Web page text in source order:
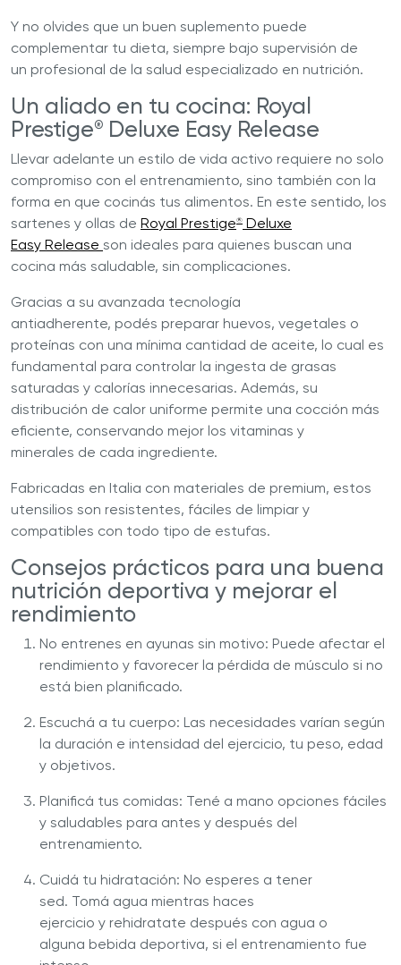
Y no olvides que un buen suplemento puede
complementar tu dieta, siempre bajo supervisión de
un profesional de la salud especializado en nutrición.
Un aliado en tu cocina: Royal
Prestige® Deluxe Easy Release
Llevar adelante un estilo de vida activo requiere no solo
compromiso con el entrenamiento, sino también con la
forma en que cocinás tus alimentos. En este sentido, los
sartenes y ollas de Royal Prestige® Deluxe
Easy Release son ideales para quienes buscan una
cocina más saludable, sin complicaciones.
Gracias a su avanzada tecnología
antiadherente, podés preparar huevos, vegetales o
proteínas con una mínima cantidad de aceite, lo cual es
fundamental para controlar la ingesta de grasas
saturadas y calorías innecesarias. Además, su
distribución de calor uniforme permite una cocción más
eficiente, conservando mejor los vitaminas y
minerales de cada ingrediente.
Fabricadas en Italia con materiales de premium, estos
utensilios son resistentes, fáciles de limpiar y
compatibles con todo tipo de estufas.
Consejos prácticos para una buena
nutrición deportiva y mejorar el
rendimiento
No entrenes en ayunas sin motivo: Puede afectar el
rendimiento y favorecer la pérdida de músculo si no
está bien planificado.
Escuchá a tu cuerpo: Las necesidades varían según
la duración e intensidad del ejercicio, tu peso, edad
y objetivos.
Planificá tus comidas: Tené a mano opciones fáciles
y saludables para antes y después del
entrenamiento.
Cuidá tu hidratación: No esperes a tener
sed. Tomá agua mientras haces
ejercicio y rehidratate después con agua o
alguna bebida deportiva, si el entrenamiento fue